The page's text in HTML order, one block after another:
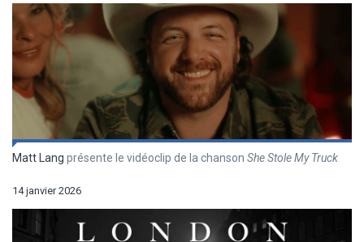
Matt Lang présente le vidéoclip de la chanson She Stole My Truck
14 janvier 2026